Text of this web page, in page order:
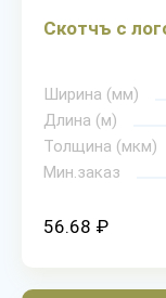
Скотчъ с
Ширина (мм)
Длина (м)
Толщина (мкм)
Мин.заказ
56.68 ₽